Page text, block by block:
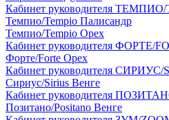
Кабинет руководителя ТЕМПИО/
Темпио/Tempio Палисандр
Темпио/Tempio Орех
Кабинет руководителя ФОРТЕ/
Форте/Forte Орех
Кабинет руководителя СИРИУС/
Сириус/Sirius Венге
Кабинет руководителя
Позитано/Positano Венге